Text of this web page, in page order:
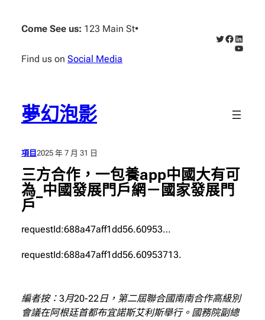
Come See us: 123 Main St•
Find us on Social Media
X Facebook
夢幻泡影
項目 2025 年 7 月 31 日
三方合作，一包養app中國大有可
為_中國發展門戶網－國家發展門
戶
requestId:688a47aff1dd56.60953…
requestId:688a47aff1dd56.60953713.
編者按：3月20-22日，第二屆聯合國南南合作高級別
會議在阿根廷首都布宜諾斯艾利斯舉行。國務院副總